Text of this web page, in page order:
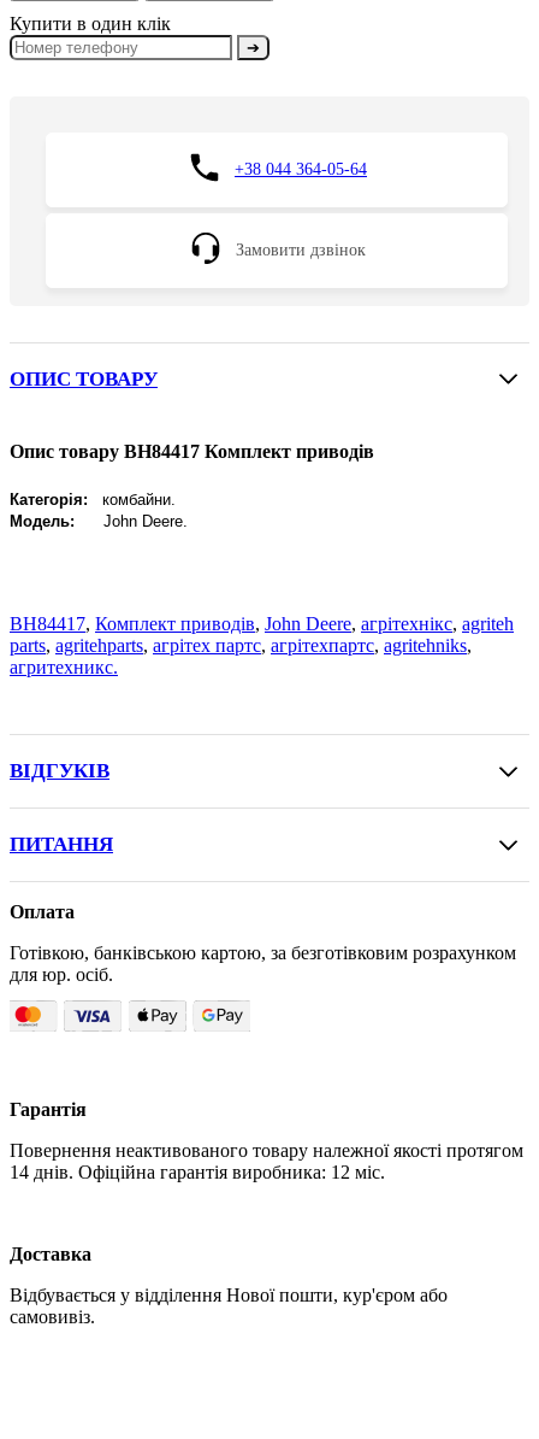
Купити в один клік
➔
+38 044 364-05-64
Замовити дзвінок
ОПИС ТОВАРУ
Опис товару BH84417 Комплект приводів
Категорія: комбайни.
Модель: John Deere.
BH84417, Комплект приводів, John Deere, агрітехнікс, agriteh
parts, agritehparts, агрітех партс, агрітехпартс, agritehniks,
агритехникс.
ВІДГУКІВ
ПИТАННЯ
Оплата
Готівкою, банківською картою, за безготівковим розрахунком
для юр. осіб.
Гарантія
Повернення неактивованого товару належної якості протягом
14 днів. Офіційна гарантія виробника: 12 міс.
Доставка
Відбувається у відділення Нової пошти, кур'єром або
самовивіз.